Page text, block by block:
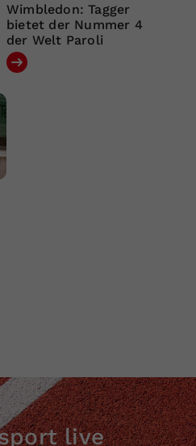
Wimbledon: Tagger
bietet der Nummer 4
der Welt Paroli
live